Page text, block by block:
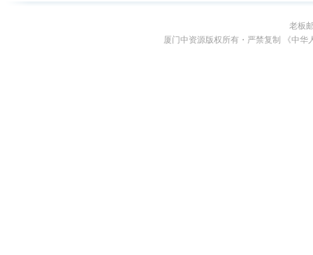
老板
厦门中资源版权所有・严禁复制 《中